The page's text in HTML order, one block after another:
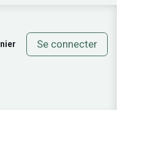
Se connecter